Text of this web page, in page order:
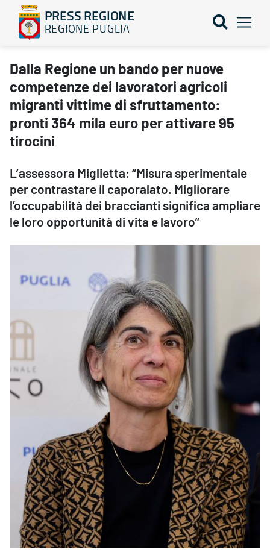
PRESS REGIONE
REGIONE PUGLIA
Dalla Regione un bando per nuove competenze dei lavoratori
Dalla Regione un bando per nuove
competenze dei lavoratori agricoli
migranti vittime di sfruttamento:
pronti 364 mila euro per attivare 95
tirocini
L’assessora Miglietta: “Misura sperimentale
per contrastare il caporalato. Migliorare
l’occupabilità dei braccianti significa ampliare
le loro opportunità di vita e lavoro”